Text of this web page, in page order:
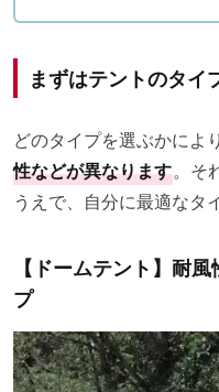
まずはテントのタイ
どのタイプを選ぶかにより
性などが異なります。そ
うえで、自分に最適なタ
【ドームテント】耐
プ